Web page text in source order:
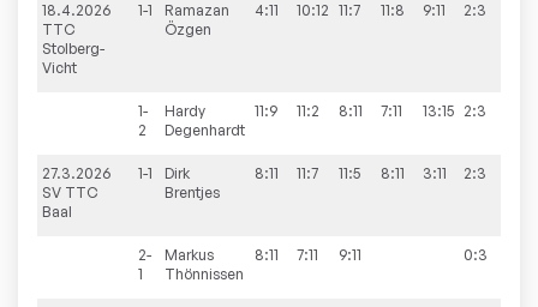
18.4.2026
TTC
Stolberg-
Vicht
1-1
Ramazan
Özgen
4:11 10:12 11:7 11:8 9:11 2:3
1-
2
Hardy
Degenhardt
11:9 11:2 8:11 7:11 13:15 2:3
27.3.2026
SV TTC
Baal
1-1
Dirk
Brentjes
8:11 11:7 11:5 8:11 3:11 2:3
2-
1
Markus
Thönnissen
8:11 7:11 9:11 0:3